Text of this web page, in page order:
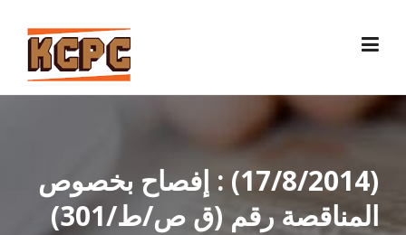
content
(17/8/2014) : إفصاح بخصوص
المناقصة رقم (ق ص/ط/301)